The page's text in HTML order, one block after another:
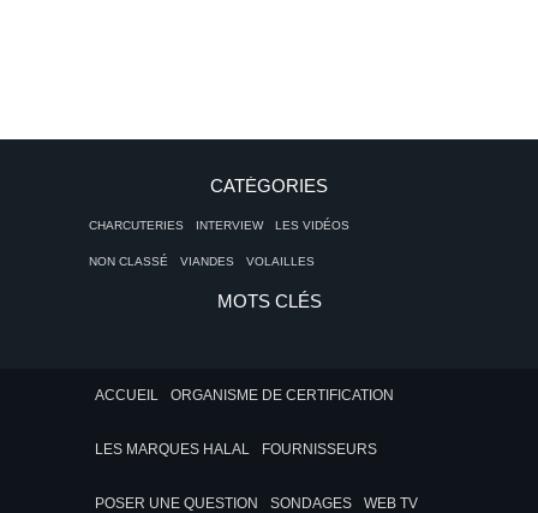
CATÉGORIES
CHARCUTERIES INTERVIEW LES VIDÉOS
NON CLASSÉ VIANDES VOLAILLES
MOTS CLÉS
ACCUEIL ORGANISME DE CERTIFICATION
LES MARQUES HALAL FOURNISSEURS
POSER UNE QUESTION SONDAGES WEB TV